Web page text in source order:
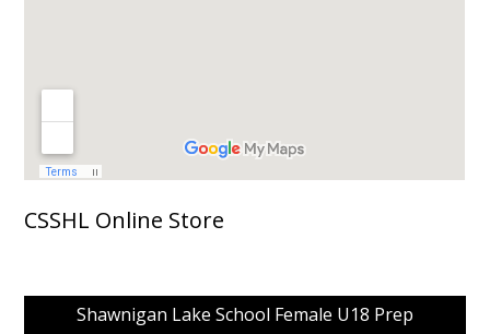
CSSHL Online Store
Shawnigan Lake School Female U18 Prep